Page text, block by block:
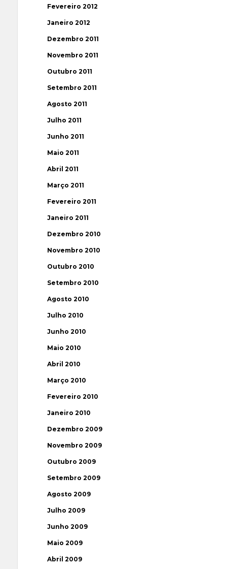
Fevereiro 2012
Janeiro 2012
Dezembro 2011
Novembro 2011
Outubro 2011
Setembro 2011
Agosto 2011
Julho 2011
Junho 2011
Maio 2011
Abril 2011
Março 2011
Fevereiro 2011
Janeiro 2011
Dezembro 2010
Novembro 2010
Outubro 2010
Setembro 2010
Agosto 2010
Julho 2010
Junho 2010
Maio 2010
Abril 2010
Março 2010
Fevereiro 2010
Janeiro 2010
Dezembro 2009
Novembro 2009
Outubro 2009
Setembro 2009
Agosto 2009
Julho 2009
Junho 2009
Maio 2009
Abril 2009